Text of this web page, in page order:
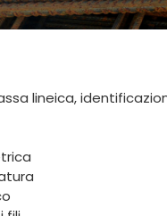
lineica,